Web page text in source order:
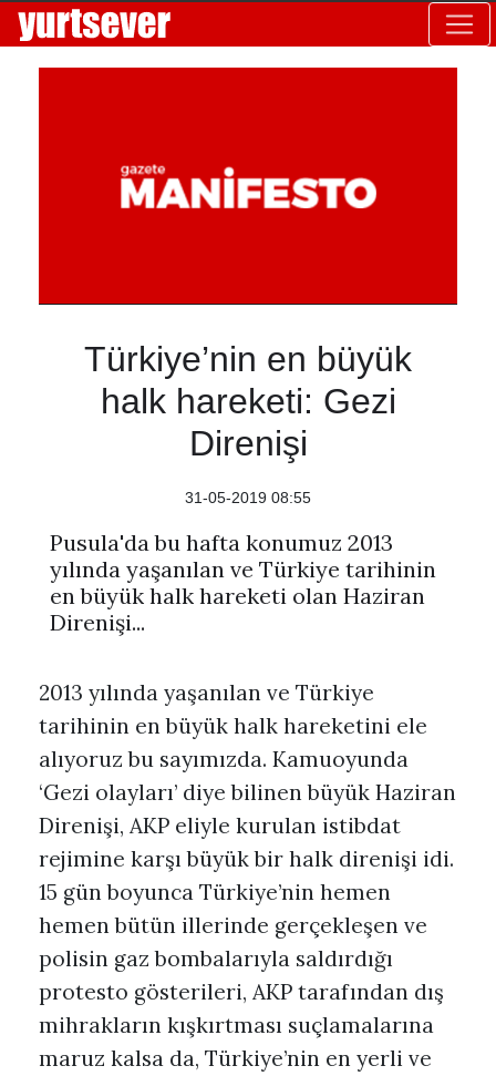
Türkiye’nin en büyük
halk hareketi: Gezi
Direnişi
31-05-2019 08:55
Pusula'da bu hafta konumuz 2013
yılında yaşanılan ve Türkiye tarihinin
en büyük halk hareketi olan Haziran
Direnişi...
2013 yılında yaşanılan ve Türkiye
tarihinin en büyük halk hareketini ele
alıyoruz bu sayımızda. Kamuoyunda
‘Gezi olayları’ diye bilinen büyük Haziran
Direnişi, AKP eliyle kurulan istibdat
rejimine karşı büyük bir halk direnişi idi.
15 gün boyunca Türkiye’nin hemen
hemen bütün illerinde gerçekleşen ve
polisin gaz bombalarıyla saldırdığı
protesto gösterileri, AKP tarafından dış
mihrakların kışkırtması suçlamalarına
maruz kalsa da, Türkiye’nin en yerli ve